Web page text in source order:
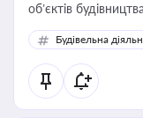
об’єктів будівництва
Будівельна